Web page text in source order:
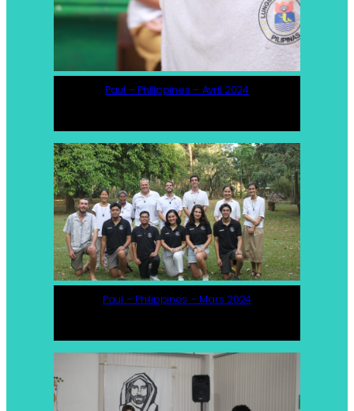
Paul – Philippines – Avril 2024
Paul – Philippines – Mars 2024